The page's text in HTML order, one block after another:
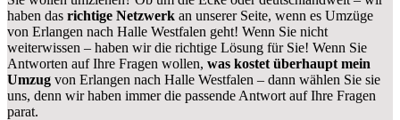
haben das richtige Netzwerk an unserer Seite, wenn es Umzüge
von Erlangen nach Halle Westfalen geht! Wenn Sie nicht
weiterwissen – haben wir die richtige Lösung für Sie! Wenn Sie
Antworten auf Ihre Fragen wollen, was kostet überhaupt mein
Umzug von Erlangen nach Halle Westfalen – dann wählen Sie sie
uns, denn wir haben immer die passende Antwort auf Ihre Fragen
parat.